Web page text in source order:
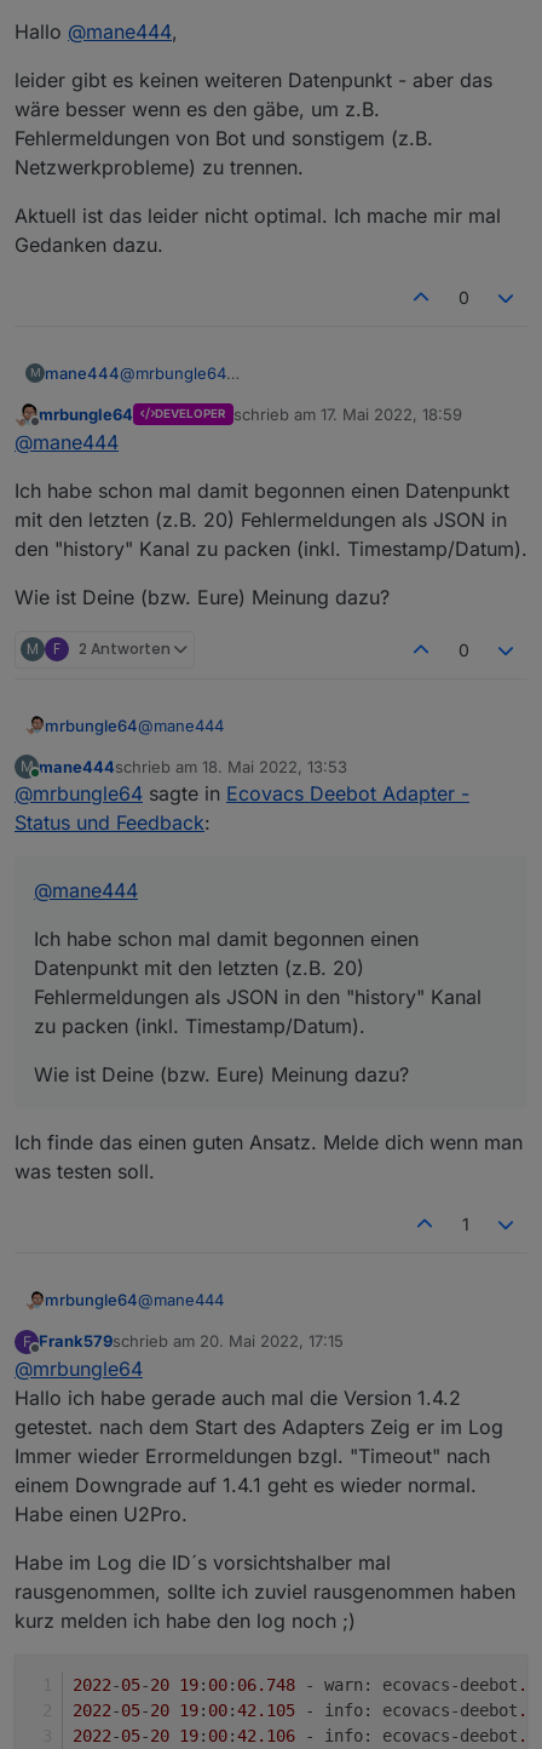
Hallo @mane444,
leider gibt es keinen weiteren Datenpunkt - aber das
wäre besser wenn es den gäbe, um z.B.
Fehlermeldungen von Bot und sonstigem (z.B.
Netzwerkprobleme) zu trennen.
Aktuell ist das leider nicht optimal. Ich mache mir mal
Gedanken dazu.
0
M mane444@mrbungle64
Meldung über verschmutzte Sensoren der
Das Objekt "ecovacs-deebot.0.info.error" zeigte
"NoError: Robot is operational".
Gibt es ein anderes >Objekt wo man solche
Meldungen abfangen kann ?
Hier das Log
ecovacs-deebot.0
2022-05-17 13:48:08.481	warn	Error
ecovacs-deebot.0
Offline
mrbungle64 DEVELOPER schrieb am 17. Mai 2022, 18:59
zuletzt editiert von
@mane444
Ich habe schon mal damit begonnen einen Datenpunkt
mit den letzten (z.B. 20) Fehlermeldungen als JSON in
den "history" Kanal zu packen (inkl. Timestamp/Datum).
Wie ist Deine (bzw. Eure) Meinung dazu?
M F 2 Antworten 0
mrbungle64@mane444
Ich habe schon mal damit begonnen einen
Datenpunkt mit den letzten (z.B. 20)
Fehlermeldungen als JSON in den "history" Kanal
Wie ist Deine (bzw. Eure) Meinung dazu?
M
Online
mane444schrieb am 18. Mai 2022, 13:53
zuletzt editiert von
@mrbungle64 sagte in Ecovacs Deebot Adapter -
Status und Feedback:
@mane444
Ich habe schon mal damit begonnen einen
Datenpunkt mit den letzten (z.B. 20)
Fehlermeldungen als JSON in den "history" Kanal
zu packen (inkl. Timestamp/Datum).
Wie ist Deine (bzw. Eure) Meinung dazu?
Ich finde das einen guten Ansatz. Melde dich wenn man
was testen soll.
1
mrbungle64@mane444
Ich habe schon mal damit begonnen einen
Datenpunkt mit den letzten (z.B. 20)
Fehlermeldungen als JSON in den "history" Kanal
zu packen (inkl. Timestamp/Datum).
Wie ist Deine (bzw. Eure) Meinung dazu?
F
Offline
Frank579schrieb am 20. Mai 2022, 17:15
zuletzt editiert von
@mrbungle64
Hallo ich habe gerade auch mal die Version 1.4.2
getestet. nach dem Start des Adapters Zeig er im Log
Immer wieder Errormeldungen bzgl. "Timeout" nach
einem Downgrade auf 1.4.1 geht es wieder normal.
Habe einen U2Pro.
Habe im Log die ID´s vorsichtshalber mal
rausgenommen, sollte ich zuviel rausgenommen haben
kurz melden ich habe den log noch ;)
2022-05-20 19: 00: 06.748 - warn : ecovacs-deebot .0
2022-05-20 19: 00:42.105 - info: ecovacs-deebot .0
2022-05-20 19: 00:42.106 - info: ecovacs-deebot .0